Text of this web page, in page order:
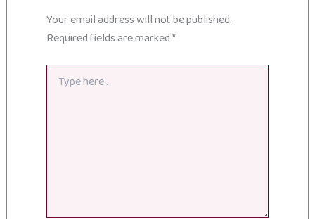
Your email address will not be published.
Required fields are marked*
here..